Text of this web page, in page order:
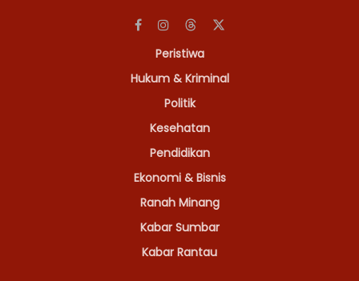
Peristiwa
Hukum & Kriminal
Politik
Kesehatan
Pendidikan
Ekonomi & Bisnis
Ranah Minang
Kabar Sumbar
Kabar Rantau